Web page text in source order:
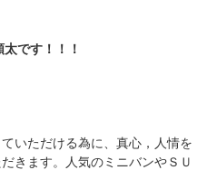
です！！！
いただける為に、真心，人情を
きます。人気のミニバンやＳＵ